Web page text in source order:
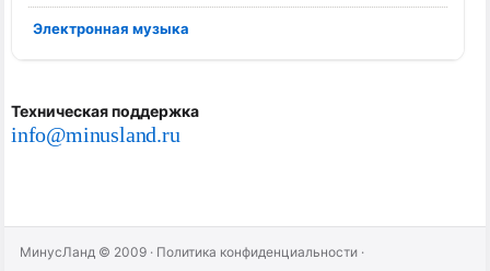
Электронная музыка
Техническая поддержка
info@minusland.ru
МинусЛанд © 2009 · Политика конфиденциальности ·